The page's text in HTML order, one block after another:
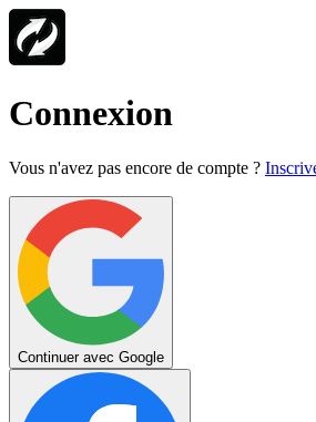
Connexion
Vous n'avez pas encore de compte ?
Continuer avec Google